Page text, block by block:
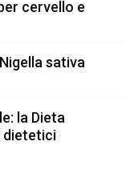
cervello e
sativa
la Dieta
dietetici